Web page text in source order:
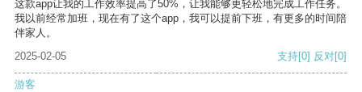
这款app让我的工作效率提高了50%，让我能够更轻松地完成工作任务。
我以前经常加班，现在有了这个app，我可以提前下班，有更多的时间陪
伴家人。
2025-02-05
支持[0] 反对[0]
游客